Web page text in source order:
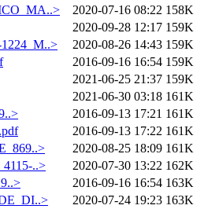
2020-07-16 08:22 158K
2020-09-28 12:17 159K
2020-08-26 14:43 159K
2016-09-16 16:54 159K
2021-06-25 21:37 159K
2021-06-30 03:18 161K
2016-09-13 17:21 161K
2016-09-13 17:22 161K
2020-08-25 18:09 161K
..>
2020-07-30 13:22 162K
2016-09-16 16:54 163K
2020-07-24 19:23 163K